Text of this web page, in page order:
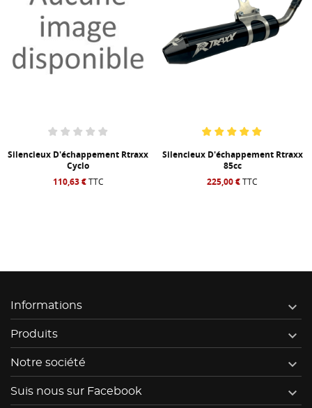
Silencieux D'échappement Rtraxx
Cyclo
110,63 €TTC
Silencieux D'échappement Rtraxx
85cc
225,00 €TTC
Informations 
Produits 
Notre société 
Suis nous sur Facebook 